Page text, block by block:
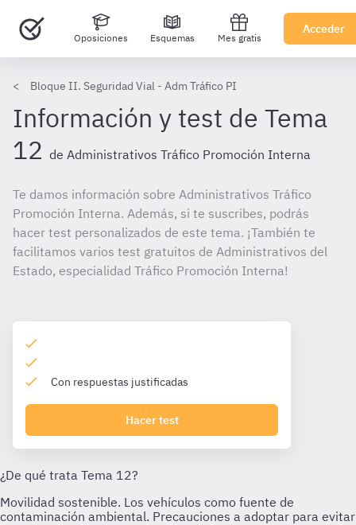
Oposiciones Esquemas Mes gratis
Acceder
Bloque II. Seguridad Vial - Adm Tráfico PI
Información y test de Tema
12 de Administrativos Tráfico Promoción Interna
Te damos información sobre Administrativos Tráfico
Promoción Interna. Además, si te suscribes, podrás
hacer test personalizados de este tema. ¡También te
facilitamos varios test gratuitos de Administrativos del
Estado, especialidad Tráfico Promoción Interna!
Con respuestas justificadas
Hacer test